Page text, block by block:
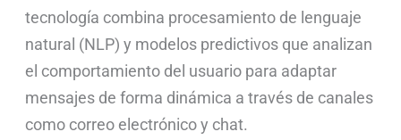
tecnología combina procesamiento de lenguaje
natural (NLP) y modelos predictivos que analizan
el comportamiento del usuario para adaptar
mensajes de forma dinámica a través de canales
como correo electrónico y chat.